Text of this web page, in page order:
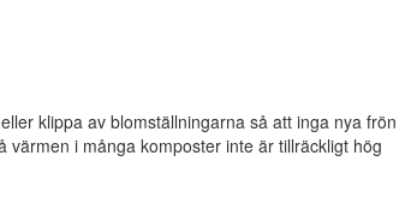
klippa av blomställningarna så att inga nya frön
i många komposter inte är tillräckligt hög